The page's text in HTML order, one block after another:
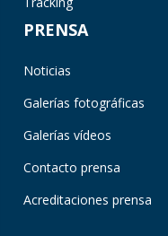
PRENSA
Noticias
Galerías fotográficas
Galerías vídeos
Contacto prensa
Acreditaciones prensa